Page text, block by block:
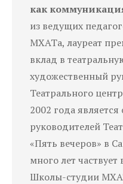
как
из ведущих
МХАТа, лауреат
вклад в
художественный
Театрального
2002 года
руководителей
«Пять вечеров» в
много лет
Школы-студии